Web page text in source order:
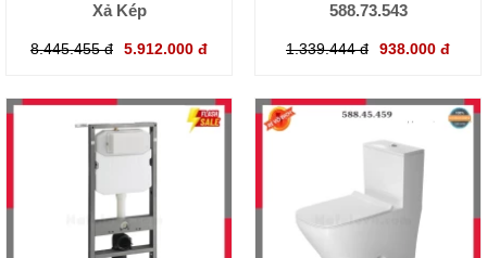
Xả Kép
8.445.455 đ 5.912.000 đ
588.73.543
1.339.444 đ 938.000 đ